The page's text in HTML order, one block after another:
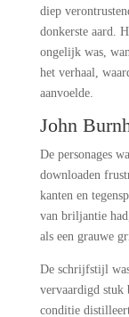
diep
donkerste aard.
ongelijk was,
het verhaal,
aanvoelde.
John
De personages
downloaden
kanten en
van briljantie
als een grauwe
De schrijfstijl
vervaardigd stuk
conditie